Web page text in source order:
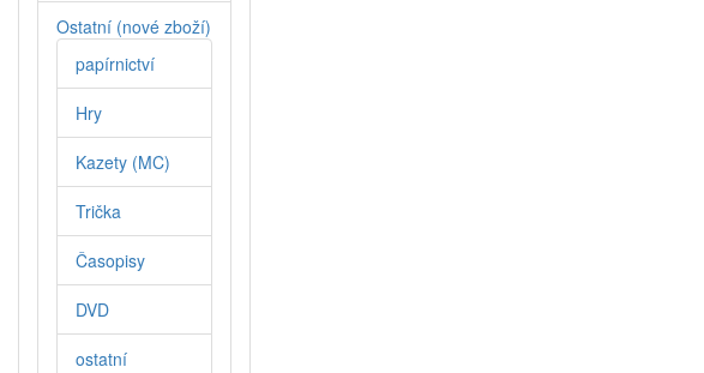
Ostatní (nové zboží)
papírnictví
Hry
Kazety (MC)
Trička
Časopisy
DVD
ostatní